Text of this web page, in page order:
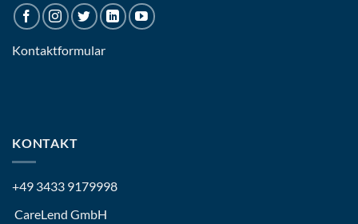
Kontaktformular
KONTAKT
+49 3433 9179998
CareLend GmbH